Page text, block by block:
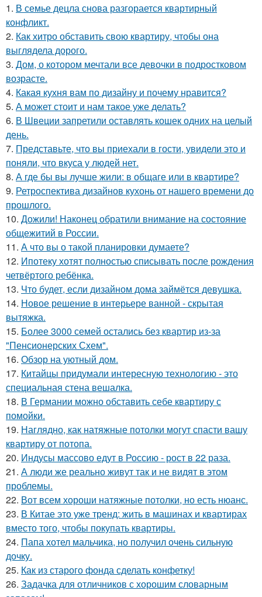
1. В семье децла снова разгорается квартирный
конфликт.
2. Как хитро обставить свою квартиру, чтобы она
выглядела дорого.
3. Дом, о котором мечтали все девочки в подростковом
возрасте.
4. Какая кухня вам по дизайну и почему нравится?
5. А может стоит и нам такое уже делать?
6. В Швеции запретили оставлять кошек одних на целый
день.
7. Представьте, что вы приехали в гости, увидели это и
поняли, что вкуса у людей нет.
8. А где бы вы лучше жили: в общаге или в квартире?
9. Ретроспектива дизайнов кухонь от нашего времени до
прошлого.
10. Дожили! Наконец обратили внимание на состояние
общежитий в России.
11. А что вы о такой планировки думаете?
12. Ипотеку хотят полностью списывать после рождения
четвёртого ребёнка.
13. Что будет, если дизайном дома займётся девушка.
14. Новое решение в интерьере ванной - скрытая
вытяжка.
15. Более 3000 семей остались без квартир из-за
"Пенсионерских Схем".
16. Обзор на уютный дом.
17. Китайцы придумали интересную технологию - это
специальная стена вешалка.
18. В Германии можно обставить себе квартиру с
помойки.
19. Наглядно, как натяжные потолки могут спасти вашу
квартиру от потопа.
20. Индусы массово едут в Россию - рост в 22 раза.
21. А люди же реально живут так и не видят в этом
проблемы.
22. Вот всем хороши натяжные потолки, но есть нюанс.
23. В Китае это уже тренд: жить в машинах и квартирах
вместо того, чтобы покупать квартиры.
24. Папа хотел мальчика, но получил очень сильную
дочку.
25. Как из старого фонда сделать конфетку!
26. Задачка для отличников с хорошим словарным